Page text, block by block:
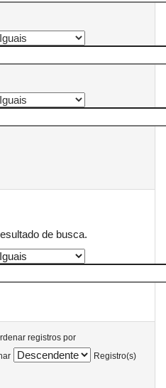
de busca.
registros por
Registro(s)